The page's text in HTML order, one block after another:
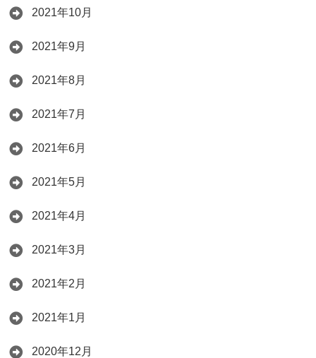
2021年10月
2021年9月
2021年8月
2021年7月
2021年6月
2021年5月
2021年4月
2021年3月
2021年2月
2021年1月
2020年12月